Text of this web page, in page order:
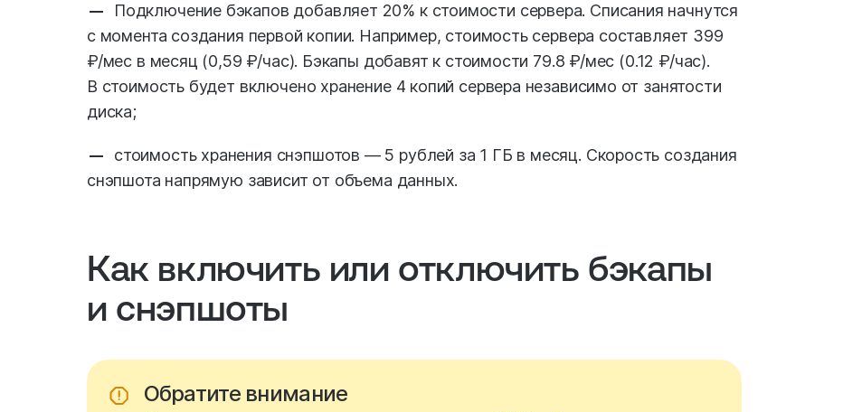
Подключение бэкапов добавляет 20% к стоимости сервера. Списания начнутся
с момента создания первой копии. Например, стоимость сервера составляет 399
₽/мес в месяц (0,59 ₽/час). Бэкапы добавят к стоимости 79.8 ₽/мес (0.12 ₽/час).
В стоимость будет включено хранение 4 копий сервера независимо от занятости
диска;
стоимость хранения снэпшотов — 5 рублей за 1 ГБ в месяц. Скорость создания
снэпшота напрямую зависит от объема данных.
Как включить или отключить бэкапы
и снэпшоты
Обратите внимание